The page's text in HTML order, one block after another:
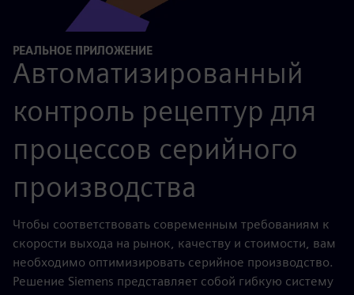
РЕАЛЬНОЕ ПРИЛОЖЕНИЕ
Автоматизированный
контроль рецептур для
процессов серийного
производства
Чтобы соответствовать современным требованиям к
скорости выхода на рынок, качеству и стоимости, вам
необходимо оптимизировать серийное производство.
Решение Siemens представляет собой гибкую систему